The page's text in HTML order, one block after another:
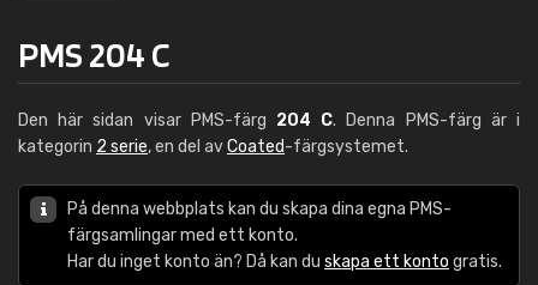
PMS 204 C
Den här sidan visar PMS-färg 204 C. Denna PMS-färg är i
kategorin 2 serie, en del avCoated-färgsystemet.
På denna webbplats kan du skapa dina egna PMS-
färgsamlingar med ett konto.
Har du inget konto än? Då kan du skapa ett konto gratis.